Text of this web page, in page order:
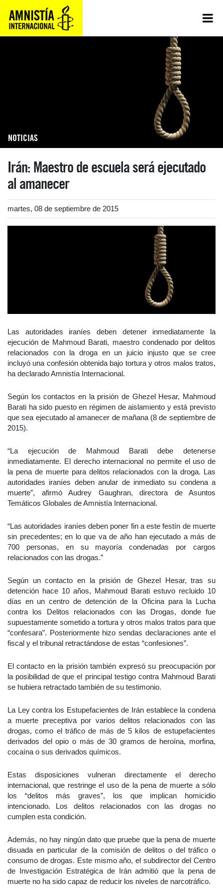
NOTICIAS
Irán: Maestro de escuela será ejecutado
al amanecer
martes, 08 de septiembre de 2015
Las autoridades iraníes deben detener inmediatamente la
ejecución de Mahmoud Barati, maestro condenado por delitos
relacionados con la droga en un juicio injusto que se cree
incluyó una confesión obtenida bajo tortura y otros malos tratos,
ha declarado Amnistía Internacional.
Según los contactos en la prisión de Ghezel Hesar, Mahmoud
Barati ha sido puesto en régimen de aislamiento y está previsto
que sea ejecutado al amanecer de mañana (8 de septiembre de
2015).
“La ejecución de Mahmoud Barati debe detenerse
inmediatamente. El derecho internacional no permite el uso de
la pena de muerte para delitos relacionados con la droga. Las
autoridades iraníes deben anular de inmediato su condena a
muerte”, afirmó Audrey Gaughran, directora de Asuntos
Temáticos Globales de Amnistía Internacional.
“Las autoridades iraníes deben poner fin a este festín de muerte
sin precedentes; en lo que va de año han ejecutado a más de
700 personas, en su mayoría condenadas por cargos
relacionados con las drogas.”
Según un contacto en la prisión de Ghezel Hesar, tras su
detención hace 10 años, Mahmoud Barati estuvo recluido 10
días en un centro de detención de la Oficina para la Lucha
contra los Delitos relacionados con las Drogas, donde fue
supuestamente sometido a tortura y otros malos tratos para que
“confesara”. Posteriormente hizo sendas declaraciones ante el
fiscal y el tribunal retractándose de estas “confesiones”.
El contacto en la prisión también expresó su preocupación por
la posibilidad de que el principal testigo contra Mahmoud Barati
se hubiera retractado también de su testimonio.
La Ley contra los Estupefacientes de Irán establece la condena
a muerte preceptiva por varios delitos relacionados con las
drogas, como el tráfico de más de 5 kilos de estupefacientes
derivados del opio o más de 30 gramos de heroína, morfina,
cocaína o sus derivados químicos.
Estas disposiciones vulneran directamente el derecho
internacional, que restringe el uso de la pena de muerte a sólo
los “delitos más graves”, los que implican homicidio
intencionado. Los delitos relacionados con las drogas no
cumplen esta condición.
Además, no hay ningún dato que pruebe que la pena de muerte
disuada en particular de la comisión de delitos o del tráfico o
consumo de drogas. Este mismo año, el subdirector del Centro
de Investigación Estratégica de Irán admitió que la pena de
muerte no ha sido capaz de reducir los niveles de narcotráfico.